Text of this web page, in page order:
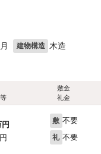
建物構造 木造
敷金
礼金
円
敷 不要
礼 不要